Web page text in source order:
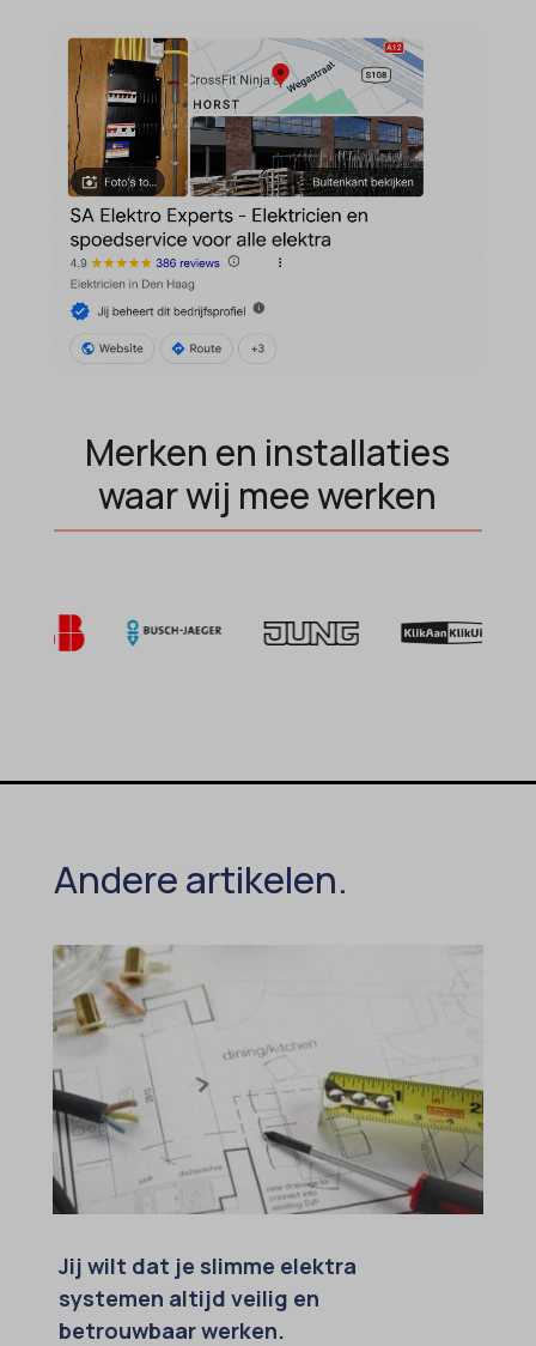
Merken en installaties
waar wij mee werken
Andere artikelen.
Jij wilt dat je slimme elektra
systemen altijd veilig en
betrouwbaar werken.
marketing_cookies
MicrosoftApplicationsTelemetryDeviceId
MicrosoftApplicationsTelemetryFirstLaunchTime
OptanonAlertBoxClosed
perf_*
popupShow
SameSite
ssm_au_c
tarteaucitron